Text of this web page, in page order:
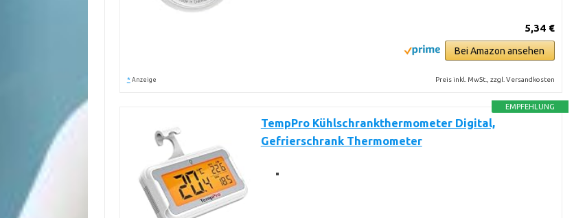
5,34 €
Bei Amazon ansehen
* Anzeige Preis inkl. MwSt., zzgl. Versandkosten
EMPFEHLUNG
TempPro Kühlschrankthermometer Digital,
Gefrierschrank Thermometer